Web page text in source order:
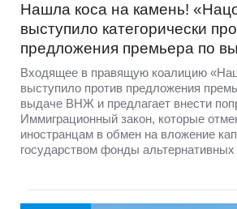
Нашла коса на камень!
выступило категорически
предложения премьера по
Входящее в правящую коалицию
выступило против предложения
выдаче ВНЖ и предлагает внести
Иммиграционный закон, которые
иностранцам в обмен на вложение
государством фонды альтернативных